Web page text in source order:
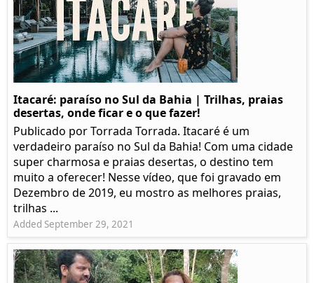
Itacaré: paraíso no Sul da Bahia | Trilhas, praias
desertas, onde ficar e o que fazer!
Publicado por Torrada Torrada. Itacaré é um
verdadeiro paraíso no Sul da Bahia! Com uma cidade
super charmosa e praias desertas, o destino tem
muito a oferecer! Nesse vídeo, que foi gravado em
Dezembro de 2019, eu mostro as melhores praias,
trilhas ...
Added September 29, 2021